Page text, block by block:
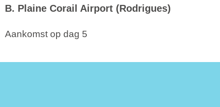
B. Plaine Corail Airport (Rodrigues)
Aankomst op dag 5